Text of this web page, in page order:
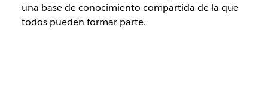
una base de conocimiento compartida de la que
todos pueden formar parte.